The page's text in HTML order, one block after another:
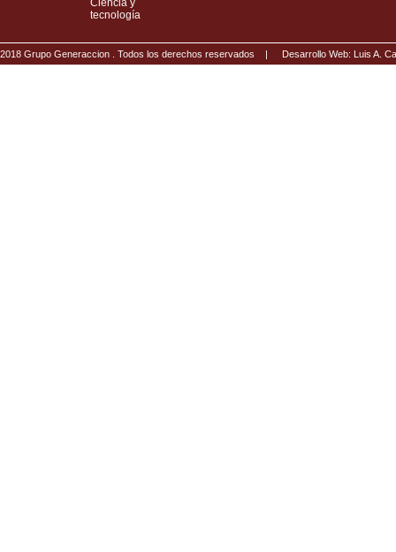
Ciencia y
tecnología
2018 Grupo Generaccion . Todos los derechos reservados | Desarrollo Web: Luis